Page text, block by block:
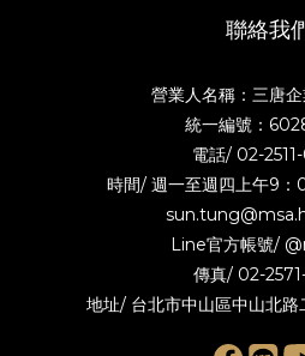
聯絡我
營業人名稱：三唐
統一編號：
電話/ 02-
時間/ 週一至週四上午9
Line官方帳號/
傳真/ 02-
地址/ 台北市中山區中山北路